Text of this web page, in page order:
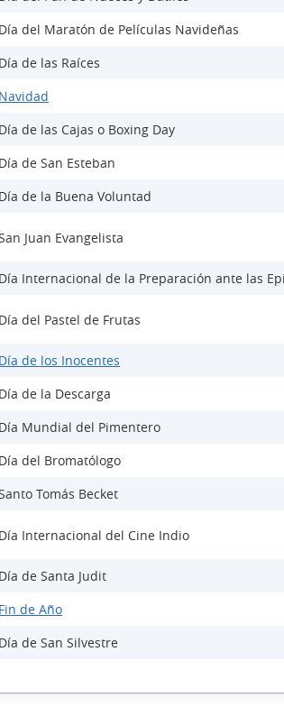
Día del Maratón de Películas Navideñas
Día de las Raíces
Navidad
Día de las Cajas o Boxing Day
Día de San Esteban
Día de la Buena Voluntad
Juan Evangelista
Día Internacional de la Preparación ante las
Día del Pastel de Frutas
Día de los Inocentes
Día de la Descarga
Día Mundial del Pimentero
Día del Bromatólogo
Tomás Becket
Día Internacional del Cine Indio
Día de Santa Judit
Fin de Año
Día de San Silvestre